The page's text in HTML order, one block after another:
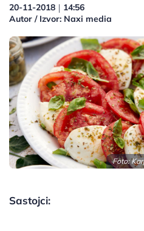
20-11-2018 | 14:56
Autor / Izvor: Naxi media
Foto:
Sastojci: